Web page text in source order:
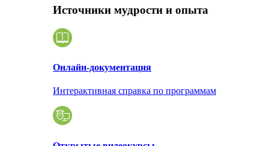
Источники мудрости и опыта
Онлайн-документация
Интерактивная справка по программам